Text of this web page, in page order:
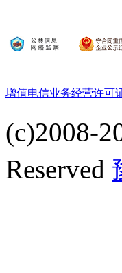
增值电信业务经营许可
(c)2008-
Reserved